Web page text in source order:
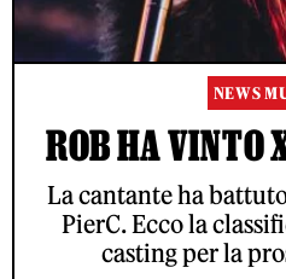
NEWS
ROB HA VINTO
La cantante ha
PierC. Ecco la
casting per la